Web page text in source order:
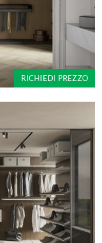
RICHIEDI PREZZO